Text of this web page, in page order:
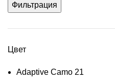
Фильтрация
Цвет
Adaptive Camo 21